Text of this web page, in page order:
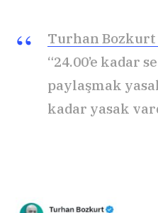
Turhan Bozkurt
“24.00’e kadar
paylaşmak
kadar yasak